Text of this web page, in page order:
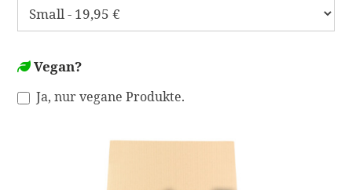
Vegan?
Ja, nur vegane Produkte.